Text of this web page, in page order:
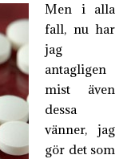
Men i alla
fall, nu har
jag
antagligen
mist även
dessa
vänner, jag
gör det som